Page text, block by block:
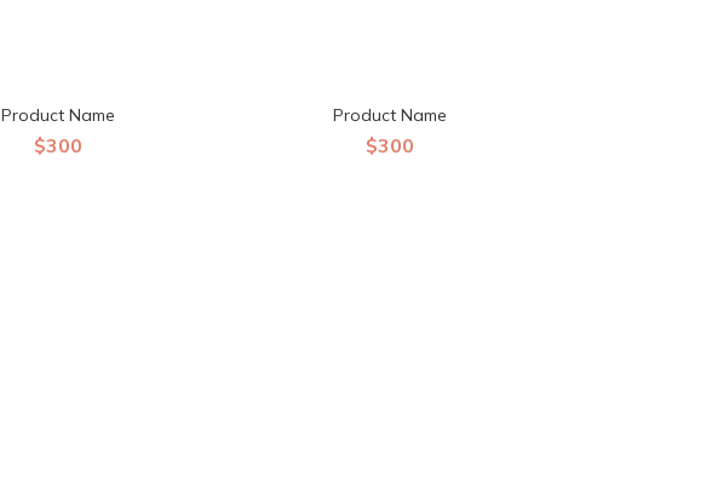
Product Name
$300
Product Name
$300